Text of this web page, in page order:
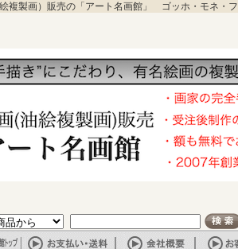
複製画）販売の「アート名画館」 ゴッホ・モネ・